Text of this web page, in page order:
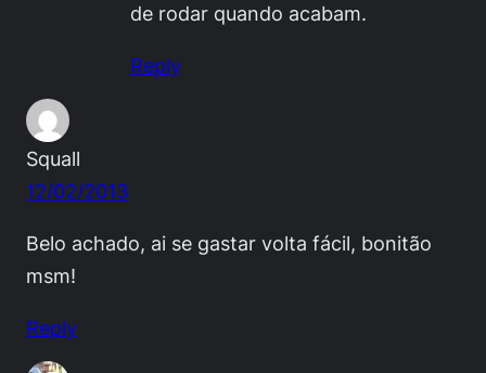
de rodar quando acabam.
Reply
Squall
12/02/2013
Belo achado, ai se gastar volta fácil, bonitão
msm!
Reply